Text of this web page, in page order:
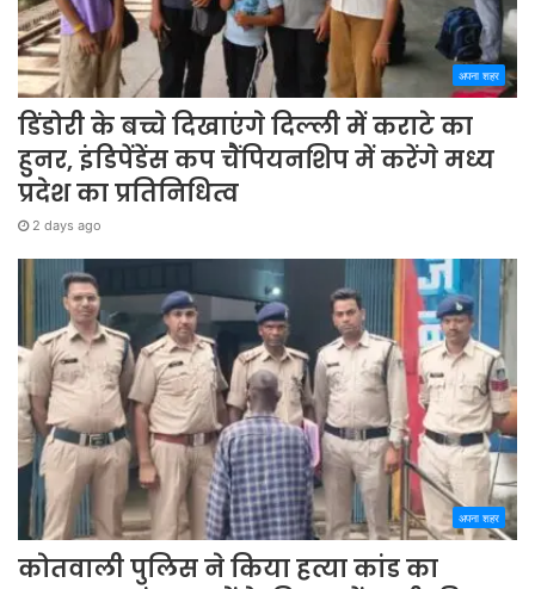
अपना शहर
डिंडोरी के बच्चे दिखाएंगे दिल्ली में कराटे का
हुनर, इंडिपेंडेंस कप चैंपियनशिप में करेंगे मध्य
प्रदेश का प्रतिनिधित्व
2 days ago
अपना शहर
कोतवाली पुलिस ने किया हत्या कांड का